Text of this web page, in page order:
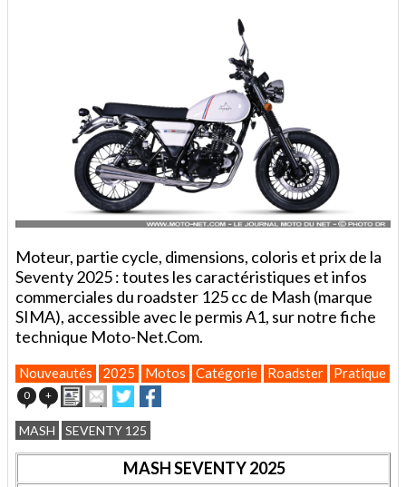
Moteur, partie cycle, dimensions, coloris et prix de la
Seventy 2025 : toutes les caractéristiques et infos
commerciales du roadster 125 cc de Mash (marque
SIMA), accessible avec le permis A1, sur notre fiche
technique Moto-Net.Com.
Nouveautés 2025 Motos Catégorie Roadster Pratique
0 + ImprimerEnvoyer
cet
article
à
un
Partager
sur
Twitter
sur
Facebook
MASH SEVENTY 125
MASHSEVENTY 2025